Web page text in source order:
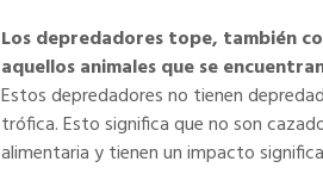
Los depredadores tope, también
aquellos animales que se
Estos depredadores no tienen
trófica. Esto significa que no son
alimentaria y tienen un impacto